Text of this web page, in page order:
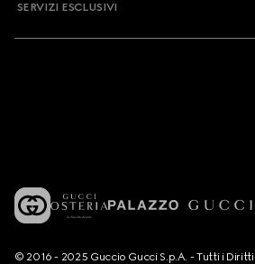
SERVIZI ESCLUSIVI
© 2016 - 2025 Guccio Gucci S.p.A. - Tutti i